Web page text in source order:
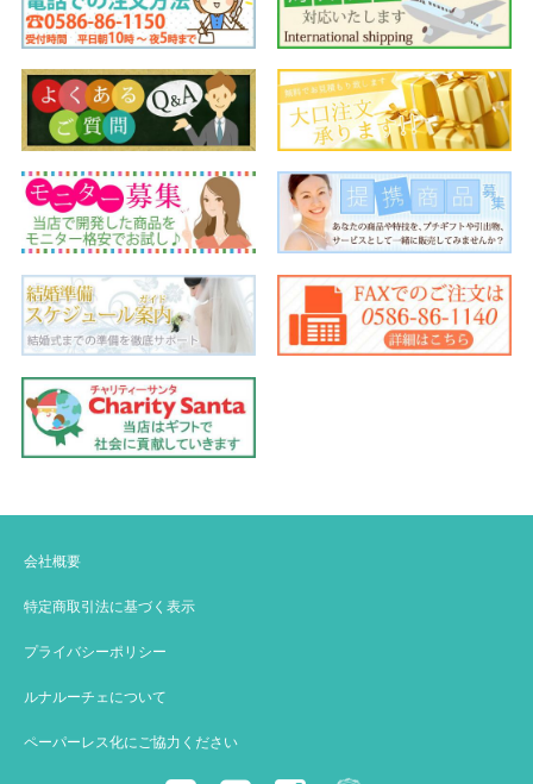
会社概要
特定商取引法に基づく表示
プライバシーポリシー
ルナルーチェについて
ペーパーレス化にご協力ください